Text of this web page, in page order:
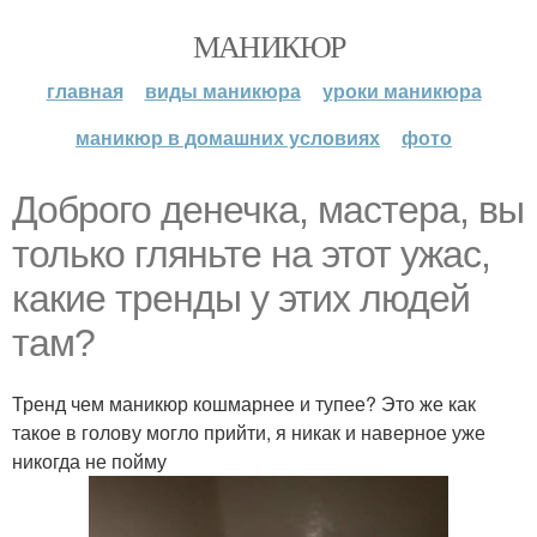
МАНИКЮР
главная виды маникюра
уроки маникюра
маникюр в домашних условиях
фото
Доброго денечка, мастера, вы
только гляньте на этот ужас,
какие тренды у этих людей
там?
Тренд чем маникюр кошмарнее и тупее? Это же как
такое в голову могло прийти, я никак и наверное уже
никогда не пойму